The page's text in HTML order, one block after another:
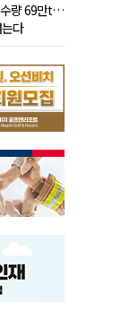
수량 69만t…
다